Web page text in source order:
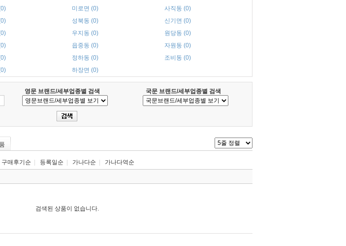
미로면 (0)
사직동 (0)
성북동 (0)
신기면 (0)
우지동 (0)
원당동 (0)
읍중동 (0)
자원동 (0)
정하동 (0)
조비동 (0)
하장면 (0)
영문 브랜드/세부업종별 검색
국문 브랜드/세부업종별 검색
구매후기순 등록일순 가나다순 가나다역순
검색된 상품이 없습니다.